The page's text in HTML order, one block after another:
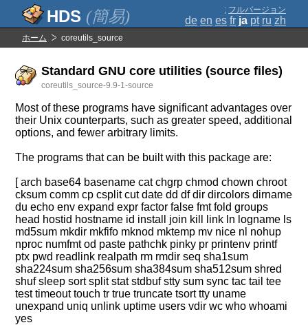
(簡易) ; フルバージョン
de en es fr ja pt ru zh
ホーム coreutils_source
Standard GNU core utilities (source files)
coreutils_source-9.9-1-source
Most of these programs have significant advantages over
their Unix counterparts, such as greater speed, additional
options, and fewer arbitrary limits.
The programs that can be built with this package are:
[ arch base64 basename cat chgrp chmod chown chroot
cksum comm cp csplit cut date dd df dir dircolors dirname
du echo env expand expr factor false fmt fold groups
head hostid hostname id install join kill link ln logname ls
md5sum mkdir mkfifo mknod mktemp mv nice nl nohup
nproc numfmt od paste pathchk pinky pr printenv printf
ptx pwd readlink realpath rm rmdir seq sha1sum
sha224sum sha256sum sha384sum sha512sum shred
shuf sleep sort split stat stdbuf stty sum sync tac tail tee
test timeout touch tr true truncate tsort tty uname
unexpand uniq unlink uptime users vdir wc who whoami
yes